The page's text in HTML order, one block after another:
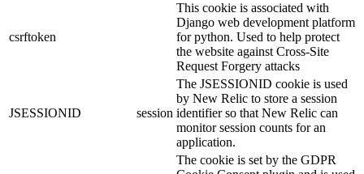
csrftoken
This cookie is associated with
Django web development platform
for python. Used to help protect
the website against Cross-Site
Request Forgery attacks
JSESSIONID session
The JSESSIONID cookie is used
by New Relic to store a session
identifier so that New Relic can
monitor session counts for an
application.
The cookie is set by the GDPR